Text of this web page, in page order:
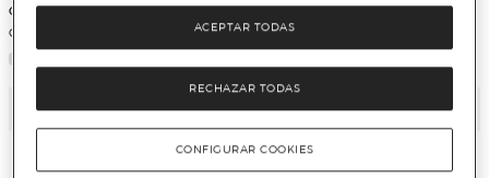
Ceys
Cola Universal Papeles Pintados
Añadir
Pentrilo
Batidor Manual Plástico Pintura
Añadir
RECHAZAR TODAS
ACEPTAR TODAS
CONFIGURAR COOKIES